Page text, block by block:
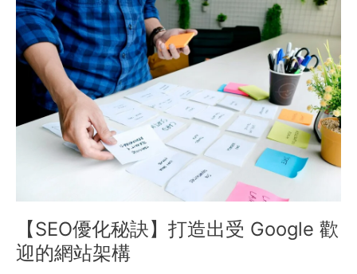
【SEO優化秘訣】打造出受 Google 歡
迎的網站架構
優
化
秘
訣】
的
架